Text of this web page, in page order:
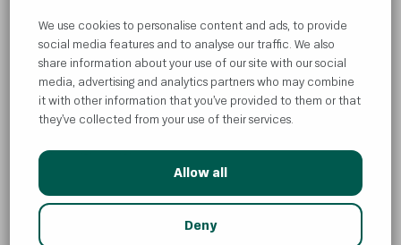
We use cookies to personalise content and ads, to provide
social media features and to analyse our traffic. We also
share information about your use of our site with our social
media, advertising and analytics partners who may combine
it with other information that you’ve provided to them or that
they’ve collected from your use of their services.
Allow all
Deny
Політика конфіденційності
Потрібна допомога
Файли cookie
© Atlantic Droga Kolinska d.o.o.